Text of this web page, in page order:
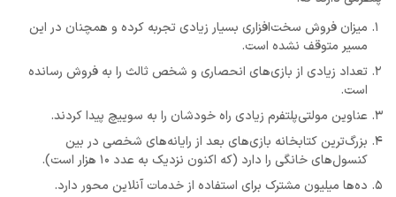
میزان فروش سخت‌افزاری بسیار زیادی تجربه کرده و همچنان در این
مسیر متوقف نشده است.
تعداد زیادی از بازی‌های انحصاری و شخص ثالث را به فروش رسانده
است.
عناوین مولتی‌پلتفرم زیادی راه خودشان را به سوییچ پیدا کردند.
بزرگ‌ترین کتابخانه بازی‌های بعد از رایانه‌های شخصی در بین
کنسول‌های خانگی را دارد (که اکنون نزدیک به عدد 10 هزار است).
ده‌ها میلیون مشترک برای استفاده از خدمات آنلاین محور دارد.